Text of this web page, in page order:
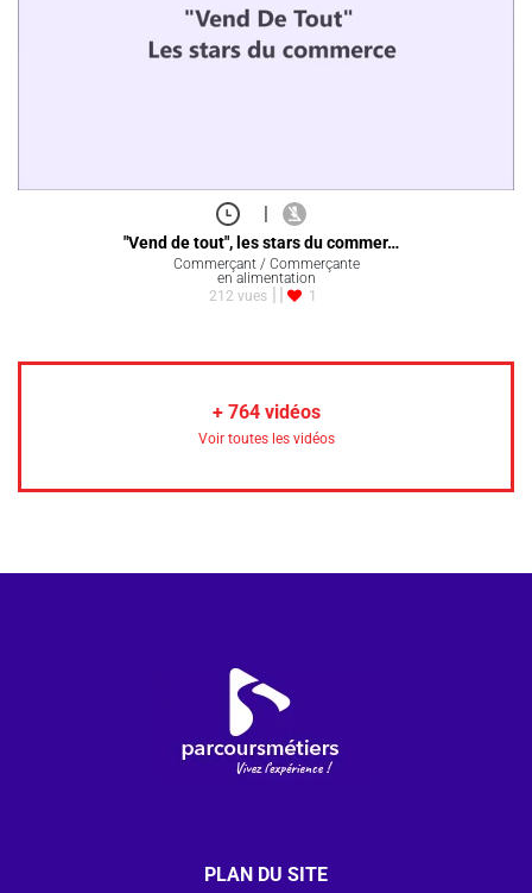
|
"Vend de tout", les stars du commer…
Commerçant / Commerçante
en alimentation
212 vues
1
+ 764vidéos
Voir toutes les vidéos
PLAN DU SITE